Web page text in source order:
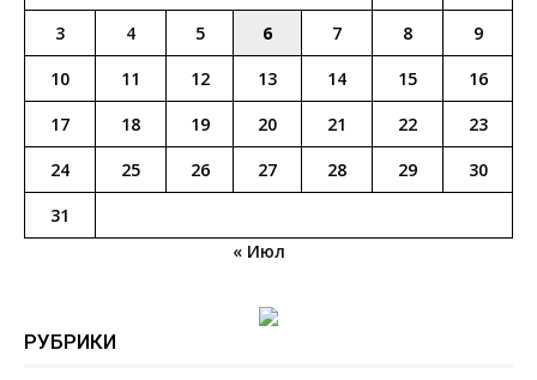
3
4 5 6 7 8
9
10
11 12 13 14 15
16
17
18 19 20 21 22
23
24
25 26 27 28 29
30
31
« Июл
РУБРИКИ